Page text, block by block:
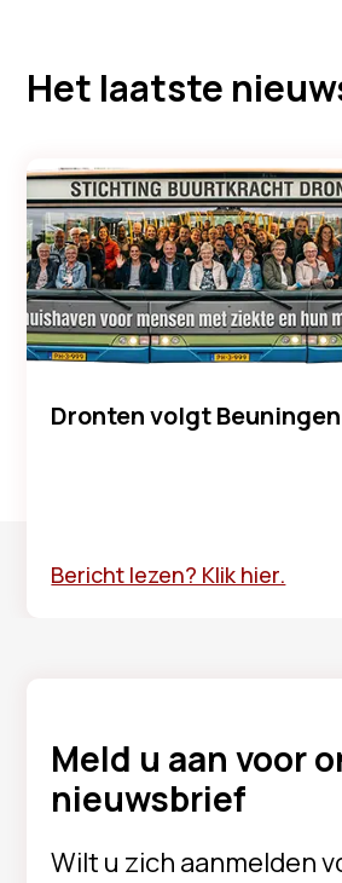
Het laatste
Dronten volgt Beuningen
Bericht lezen? Klik hier.
Meld u aan voor
nieuwsbrief
Wilt u zich aanmelden